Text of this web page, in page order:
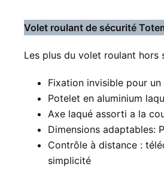
Volet roulant de sécurité
Les plus du volet roulant hors
Fixation invisible pour
Potelet en aluminium
Axe laqué assorti a la
Dimensions adaptables:
Contrôle à distance :
simplicité